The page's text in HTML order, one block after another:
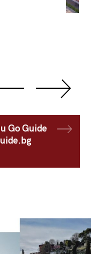
Go Guide